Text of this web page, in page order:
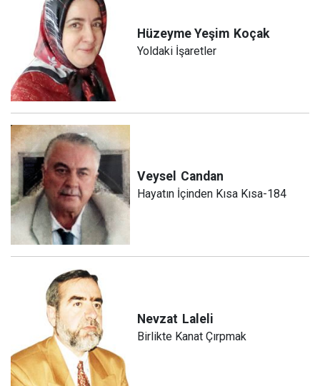
Hüzeyme Yeşim Koçak
Yoldaki İşaretler
Veysel Candan
Hayatın İçinden Kısa Kısa-184
Nevzat Laleli
Birlikte Kanat Çırpmak